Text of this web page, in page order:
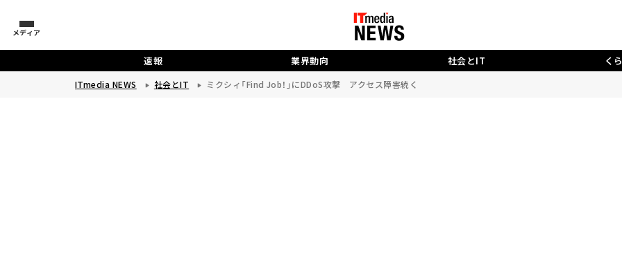
メディア
速報 業界動向 社会とIT く
ITmedia NEWS 社会とIT ミクシィ「Find Job！」にDDoS攻撃 アクセス障害続く